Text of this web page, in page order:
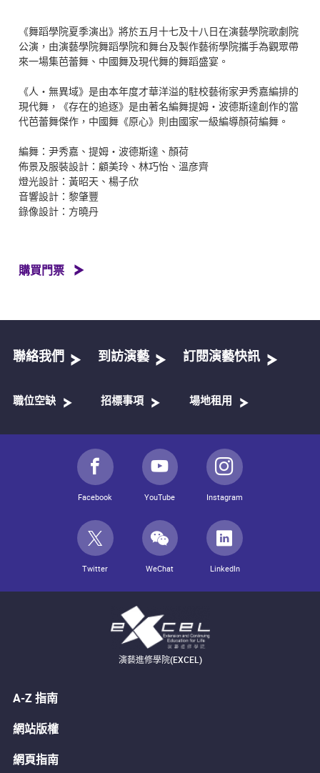
《舞蹈學院夏季演出》將於五月十七及十八日在演藝學院歌劇院
公演，由演藝學院舞蹈學院和舞台及製作藝術學院攜手為觀眾帶
來一場集芭蕾舞、中國舞及現代舞的舞蹈盛宴。
《人・無異域》是由本年度才華洋溢的駐校藝術家尹秀嘉編排的
現代舞，《存在的追逐》是由著名編舞提姆・波德斯達創作的當
代芭蕾舞傑作，中國舞《原心》則由國家一級編導顏荷編舞。
編舞：尹秀嘉、提姆・波德斯達、顏荷
佈景及服裝設計：顧美玲、林巧怡、溫彦齊
燈光設計：黃昭天、楊子欣
音響設計：黎肇豐
錄像設計：方曉丹
購買門票
聯絡我們 到訪演藝 訂閱演藝快訊
職位空缺 招標事項 場地租用
Facebook YouTube Instagram
Twitter WeChat LinkedIn
演藝進修學院(EXCEL)
A-Z 指南
網站版權
網頁指南